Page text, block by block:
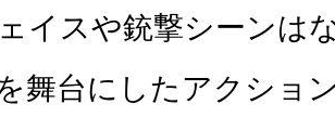
イスや銃撃シーンは
舞台にしたアクショ